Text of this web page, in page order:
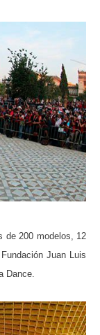
de 200 modelos, 12
Juan Luis
Dance.